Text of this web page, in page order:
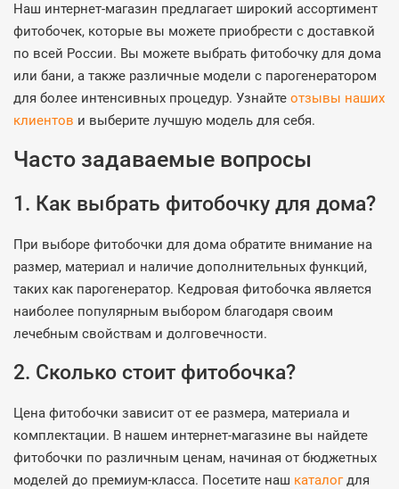
Наш интернет-магазин предлагает широкий ассортимент
фитобочек, которые вы можете приобрести с доставкой
по всей России. Вы можете выбрать фитобочку для дома
или бани, а также различные модели с парогенератором
для более интенсивных процедур. Узнайте отзывы наших
клиентов и выберите лучшую модель для себя.
Часто задаваемые вопросы
1. Как выбрать фитобочку для дома?
При выборе фитобочки для дома обратите внимание на
размер, материал и наличие дополнительных функций,
таких как парогенератор. Кедровая фитобочка является
наиболее популярным выбором благодаря своим
лечебным свойствам и долговечности.
2. Сколько стоит фитобочка?
Цена фитобочки зависит от ее размера, материала и
комплектации. В нашем интернет-магазине вы найдете
фитобочки по различным ценам, начиная от бюджетных
моделей до премиум-класса. Посетите наш каталогдля